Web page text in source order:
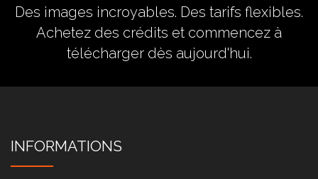
Des images incroyables. Des tarifs flexibles.
Achetez des crédits et commencez à
télécharger dès aujourd'hui.
INFORMATIONS